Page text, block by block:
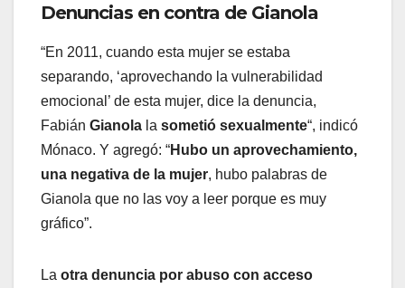
Denuncias en contra de Gianola
“En 2011, cuando esta mujer se estaba
separando, ‘aprovechando la vulnerabilidad
emocional’ de esta mujer, dice la denuncia,
Fabián Gianola la sometió sexualmente“, indicó
Mónaco. Y agregó: “Hubo un aprovechamiento,
una negativa de la mujer, hubo palabras de
Gianola que no las voy a leer porque es muy
gráfico”.
La otra denuncia por abuso con acceso